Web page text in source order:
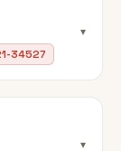
34527
▾
▾